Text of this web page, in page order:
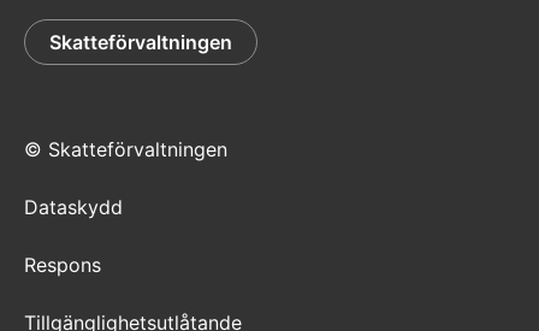
Skatteförvaltningen
© Skatteförvaltningen
Dataskydd
Respons
Tillgänglighetsutlåtande